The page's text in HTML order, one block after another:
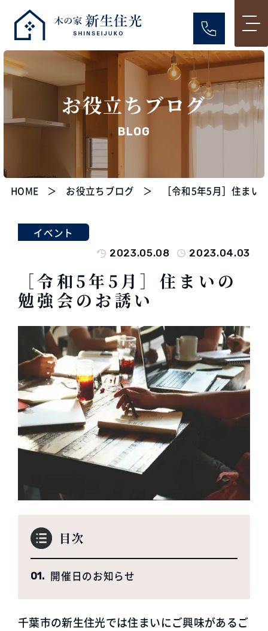
お役立ちブログ
BLOG
HOME お役立ちブログ ［令和5年5月］住まい
イベント
2023.05.08 2023.04.03
［令和5年5月］住まいの
勉強会のお誘い
目次
開催日のお知らせ
千葉市の新生住光では住まいにご興味があるご